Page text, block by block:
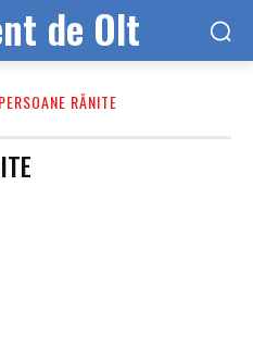
de Olt
RĂNITE